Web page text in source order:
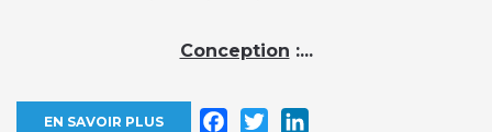
Conception :...
EN SAVOIR PLUS Facebook
Twitter